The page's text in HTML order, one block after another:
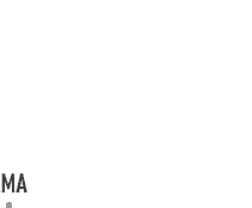
берется домой)